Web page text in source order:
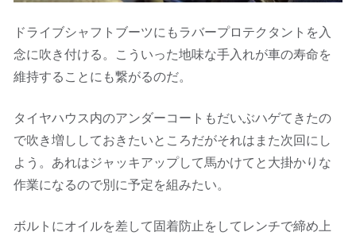
ドライブシャフトブーツにもラバープロテクタントを入
念に吹き付ける。こういった地味な手入れが車の寿命を
維持することにも繋がるのだ。
タイヤハウス内のアンダーコートもだいぶハゲてきたの
で吹き増ししておきたいところだがそれはまた次回にし
よう。あれはジャッキアップして馬かけてと大掛かりな
作業になるので別に予定を組みたい。
ボルトにオイルを差して固着防止をしてレンチで締め上